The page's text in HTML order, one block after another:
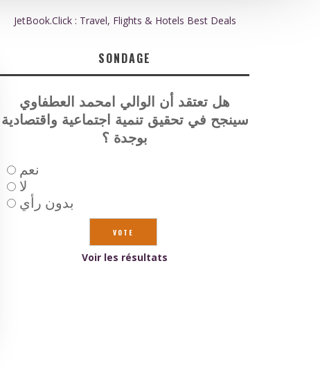
JetBook.Click : Travel, Flights & Hotels Best Deals
SONDAGE
هل تعتقد أن الوالي امحمد العطفاوي
سينجح في تحقيق تنمية اجتماعية واقتصادية
بوجدة ؟
نعم
لا
بدون رأي
Voir les résultats